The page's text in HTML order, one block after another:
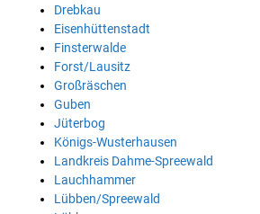
Drebkau
Eisenhüttenstadt
Finsterwalde
Forst/Lausitz
Großräschen
Guben
Jüterbog
Königs-Wusterhausen
Landkreis Dahme-Spreewald
Lauchhammer
Lübben/Spreewald